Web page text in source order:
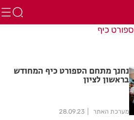
ספורט כיף
נחנך מתחם הספורט כיף המחודש
בראשון לציון
מערכת האתר 28.09.23